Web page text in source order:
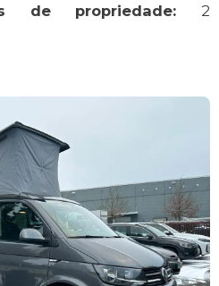
de propriedade: 2